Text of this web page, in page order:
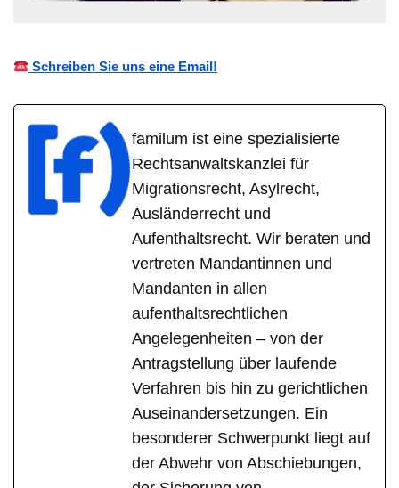
Schreiben Sie uns eine Email!
familum ist eine spezialisierte
Rechtsanwaltskanzlei für
Migrationsrecht, Asylrecht,
Ausländerrecht und
Aufenthaltsrecht. Wir beraten und
vertreten Mandantinnen und
Mandanten in allen
aufenthaltsrechtlichen
Angelegenheiten – von der
Antragstellung über laufende
Verfahren bis hin zu gerichtlichen
Auseinandersetzungen. Ein
besonderer Schwerpunkt liegt auf
der Abwehr von Abschiebungen,